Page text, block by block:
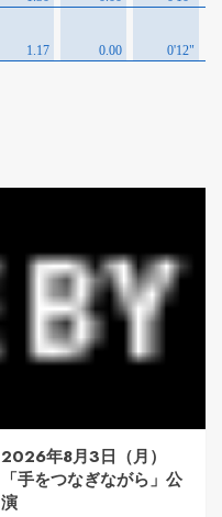
2026年8月3日（月）
「手をつなぎながら」公
演